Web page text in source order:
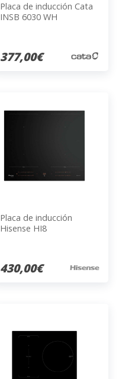
Placa de inducción Cata
INSB 6030 WH
377,00€
Placa de inducción
Hisense HI8
430,00€